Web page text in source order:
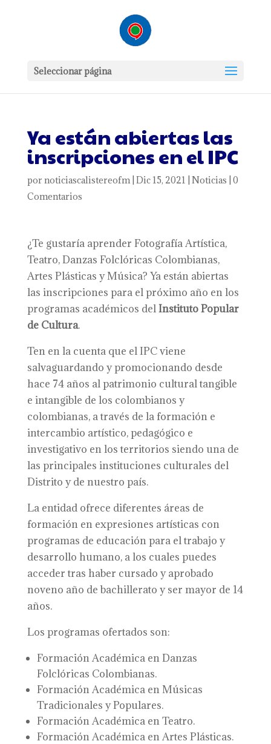
Seleccionar página
Ya están abiertas las
inscripciones en el IPC
por noticiascalistereofm| Dic 15, 2021 Noticias 0
Comentarios
¿Te gustaría aprender Fotografía Artística,
Teatro, Danzas Folclóricas Colombianas,
Artes Plásticas y Música? Ya están abiertas
las inscripciones para el próximo año en los
programas académicos delInstituto Popular
de Cultura.
Ten en la cuenta que el IPC viene
salvaguardando y promocionando desde
hace 74 años al patrimonio cultural tangible
e intangible de los colombianos y
colombianas, a través de la formación e
intercambio artístico, pedagógico e
investigativo en los territorios siendo una de
las principales instituciones culturales del
Distrito y de nuestro país.
La entidad ofrece diferentes áreas de
formación en expresiones artísticas con
programas de educación para el trabajo y
desarrollo humano, a los cuales puedes
acceder tras haber cursado y aprobado
noveno año de bachillerato y ser mayor de 14
años.
Los programas ofertados son:
Formación Académica en Danzas
Folclóricas Colombianas.
Formación Académica en Músicas
Tradicionales y Populares.
Formación Académica en Teatro.
Formación Académica en Artes Plásticas.